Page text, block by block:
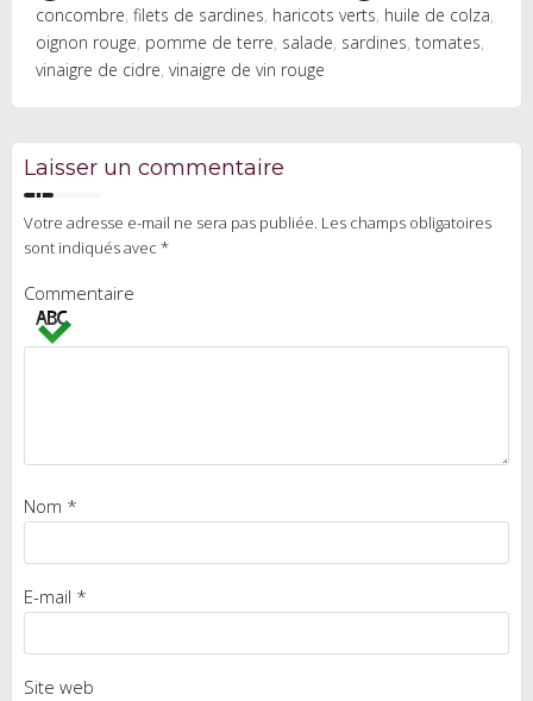
concombre, filets de sardines, haricots verts, huile de colza,
oignon rouge, pomme de terre, salade, sardines, tomates,
vinaigre de cidre, vinaigre de vin rouge
Laisser un commentaire
Votre adresse e-mail ne sera pas publiée. Les champs obligatoires
sont indiqués avec *
Commentaire
Nom *
E-mail *
Site web